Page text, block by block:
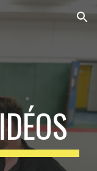
Skip to navigation